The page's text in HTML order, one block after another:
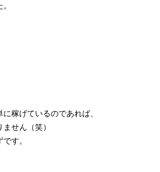
稼げているのであれば、
せん（笑）
す。